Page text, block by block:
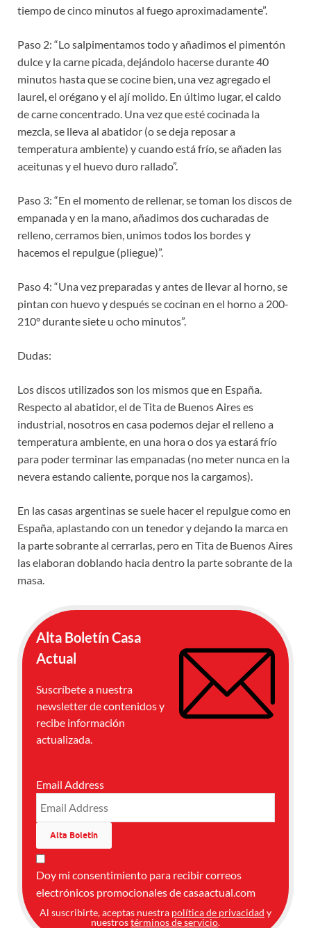
tiempo de cinco minutos al fuego aproximadamente”.
Paso 2: “Lo salpimentamos todo y añadimos el pimentón
dulce y la carne picada, dejándolo hacerse durante 40
minutos hasta que se cocine bien, una vez agregado el
laurel, el orégano y el ají molido. En último lugar, el caldo
de carne concentrado. Una vez que esté cocinada la
mezcla, se lleva al abatidor (o se deja reposar a
temperatura ambiente) y cuando está frío, se añaden las
aceitunas y el huevo duro rallado”.
Paso 3: “En el momento de rellenar, se toman los discos de
empanada y en la mano, añadimos dos cucharadas de
relleno, cerramos bien, unimos todos los bordes y
hacemos el repulgue (pliegue)”.
Paso 4: “Una vez preparadas y antes de llevar al horno, se
pintan con huevo y después se cocinan en el horno a 200-
210º durante siete u ocho minutos”.
Dudas:
Los discos utilizados son los mismos que en España.
Respecto al abatidor, el de Tita de Buenos Aires es
industrial, nosotros en casa podemos dejar el relleno a
temperatura ambiente, en una hora o dos ya estará frío
para poder terminar las empanadas (no meter nunca en la
nevera estando caliente, porque nos la cargamos).
En las casas argentinas se suele hacer el repulgue como en
España, aplastando con un tenedor y dejando la marca en
la parte sobrante al cerrarlas, pero en Tita de Buenos Aires
las elaboran doblando hacia dentro la parte sobrante de la
masa.
Alta Boletín Casa
Actual
Suscríbete a nuestra
newsletter de contenidos y
recibe información
actualizada.
Email Address
Doy mi consentimiento para recibir correos
electrónicos promocionales de casaactual.com
Al suscribirte, aceptas nuestra política de privacidad y
nuestrostérminos de servicio.